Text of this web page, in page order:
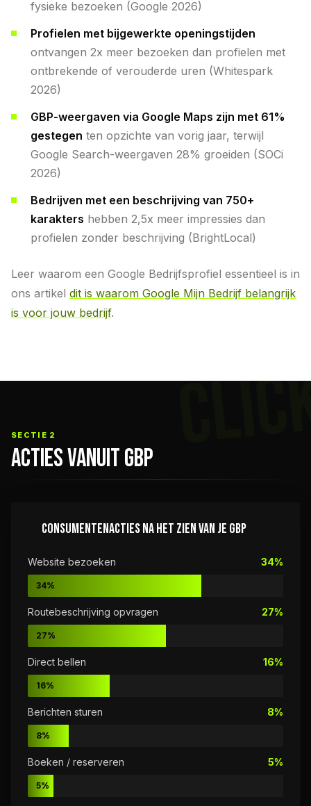
fysieke bezoeken (Google 2026)
Profielen met bijgewerkte openingstijden
ontvangen 2x meer bezoeken dan profielen met
ontbrekende of verouderde uren (Whitespark
2026)
GBP-weergaven via Google Maps zijn met 61%
gestegen ten opzichte van vorig jaar, terwijl
Google Search-weergaven 28% groeiden (SOCi
2026)
Bedrijven met een beschrijving van 750+
karakters hebben 2,5x meer impressies dan
profielen zonder beschrijving (BrightLocal)
Leer waarom een Google Bedrijfsprofiel essentieel is in
ons artikel dit is waarom Google Mijn Bedrijf belangrijk
is voor jouw bedrijf.
SECTIE 2
ACTIES VANUIT GBP
CONSUMENTENACTIES NA HET ZIEN VAN JE GBP
Website bezoeken 34%
34%
Routebeschrijving opvragen 27%
27%
Direct bellen 16%
16%
Berichten sturen 8%
8%
Boeken / reserveren 5%
5%